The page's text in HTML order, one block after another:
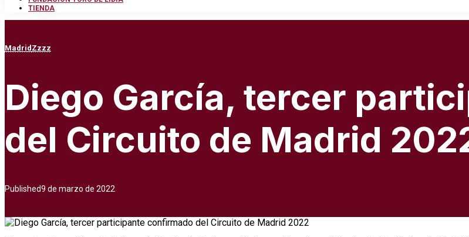
TIENDA
Madrid Zzzz
Diego García, tercer
del Circuito de Madrid
Published9 de marzo de 2022